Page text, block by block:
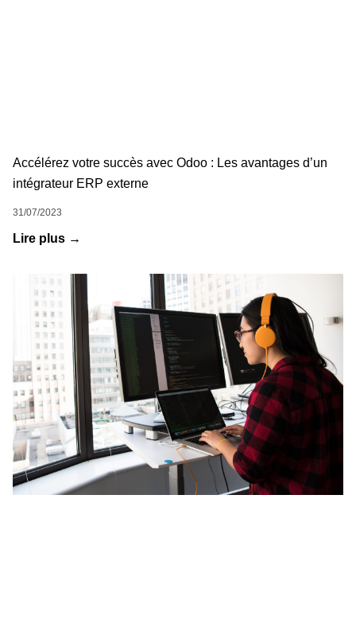
Accélérez votre succès avec Odoo : Les avantages d’un
intégrateur ERP externe
31/07/2023
Lire plus →